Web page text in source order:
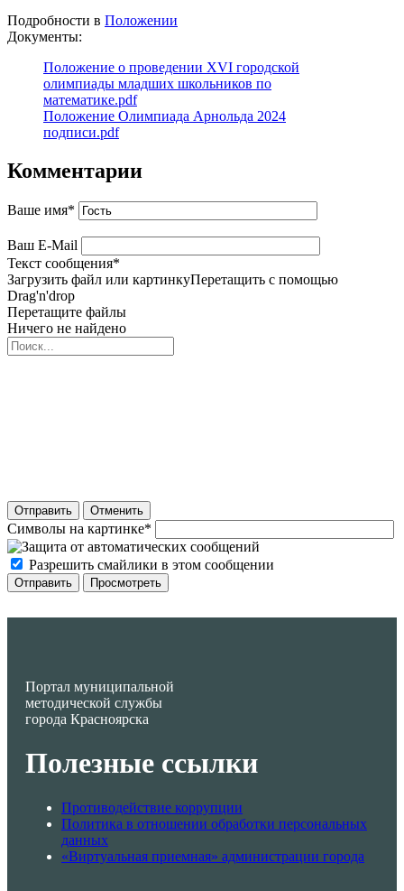
Подробности в Положении
Документы:
Положение о проведении XVI городской
олимпиады младших школьников по
математике.pdf
Положение Олимпиада Арнольда 2024
подписи.pdf
Комментарии
Ваше имя*
Ваш E-Mail
Текст сообщения*
Загрузить файл или картинкуПеретащить с помощью
Drag'n'drop
Перетащите файлы
Ничего не найдено
Отправить Отменить
Символы на картинке*
Разрешить смайлики в этом сообщении
Портал муниципальной
методической службы
города Красноярска
Полезные ссылки
Противодействие коррупции
Политика в отношении обработки персональных
данных
«Виртуальная приемная» администрации города